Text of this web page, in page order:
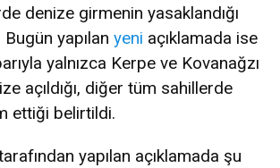
denize girmenin yasaklandığı
yapılan yeni açıklamada ise
yalnızca Kerpe ve Kovanağzı
açıldığı, diğer tüm sahillerde
ettiği belirtildi.
yapılan açıklamada şu